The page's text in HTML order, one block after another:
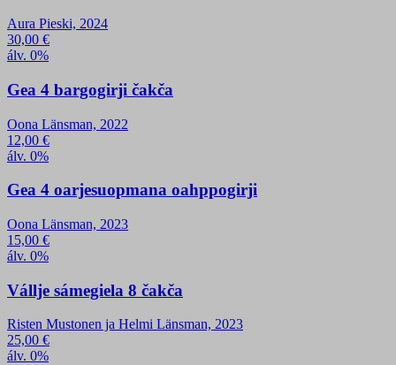
Aura Pieski, 2024
30,00 €
álv. 0%
Gea 4 bargogirji čakča
Oona Länsman, 2022
12,00 €
álv. 0%
Gea 4 oarjesuopmana oahppogirji
Oona Länsman, 2023
15,00 €
álv. 0%
Vállje sámegiela 8 čakča
Risten Mustonen ja Helmi Länsman, 2023
25,00 €
álv. 0%